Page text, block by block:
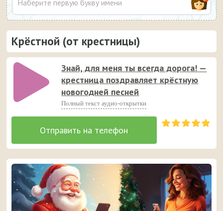
Крёстной (от крестницы)
Знай, для меня ты всегда дорога! —
крестница поздравляет крёстную
новогодней песней
Полный текст аудио-открытки